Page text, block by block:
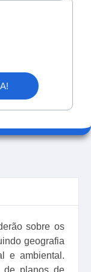
sobre os
geografia
e ambiental.
de planos de